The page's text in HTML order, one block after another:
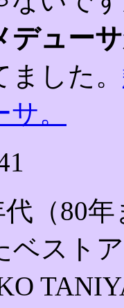
デュー
した。
。
代（80
ベスト